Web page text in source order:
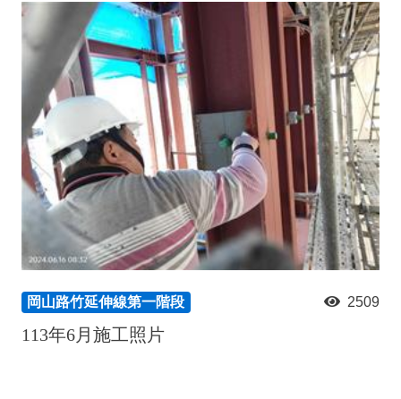
岡山路竹延伸線第一階段 2509
113年6月施工照片